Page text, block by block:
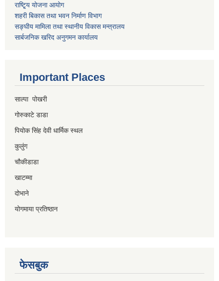
राष्टि्ृय योजना आयोग
शहरी बिकास तथा भवन निर्माण विभाग
सङ्घीय मामिला तथा स्थानीय विकास मन्त्रालय
सार्बजनिक खरिद अनुगमन कार्यालय
Important Places
साल्पा पोखरी
गोरुकाटे डाडा
पियोक सिंह देवी धार्मिक स्थल
कुलुंग
चौकीडाडा
खाटम्मा
दोभाने
योगमाया प्रतिष्ठान
फेसबुक